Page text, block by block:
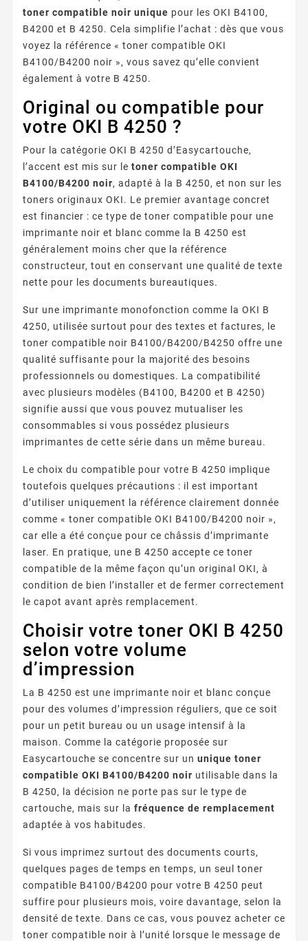
toner compatible noir unique pour les OKI B4100,
B4200 et B 4250. Cela simplifie l’achat : dès que vous
voyez la référence « toner compatible OKI
B4100/B4200 noir », vous savez qu’elle convient
également à votre B 4250.
Original ou compatible pour
votre OKI B 4250 ?
Pour la catégorie OKI B 4250 d’Easycartouche,
l’accent est mis sur le toner compatible OKI
B4100/B4200 noir, adapté à la B 4250, et non sur les
toners originaux OKI. Le premier avantage concret
est financier : ce type de toner compatible pour une
imprimante noir et blanc comme la B 4250 est
généralement moins cher que la référence
constructeur, tout en conservant une qualité de texte
nette pour les documents bureautiques.
Sur une imprimante monofonction comme la OKI B
4250, utilisée surtout pour des textes et factures, le
toner compatible noir B4100/B4200/B4250 offre une
qualité suffisante pour la majorité des besoins
professionnels ou domestiques. La compatibilité
avec plusieurs modèles (B4100, B4200 et B 4250)
signifie aussi que vous pouvez mutualiser les
consommables si vous possédez plusieurs
imprimantes de cette série dans un même bureau.
Le choix du compatible pour votre B 4250 implique
toutefois quelques précautions : il est important
d’utiliser uniquement la référence clairement donnée
comme « toner compatible OKI B4100/B4200 noir »,
car elle a été conçue pour ce châssis d’imprimante
laser. En pratique, une B 4250 accepte ce toner
compatible de la même façon qu’un original OKI, à
condition de bien l’installer et de fermer correctement
le capot avant après remplacement.
Choisir votre toner OKI B 4250
selon votre volume
d’impression
La B 4250 est une imprimante noir et blanc conçue
pour des volumes d’impression réguliers, que ce soit
pour un petit bureau ou un usage intensif à la
maison. Comme la catégorie proposée sur
Easycartouche se concentre sur un unique toner
compatible OKI B4100/B4200 noir utilisable dans la
B 4250, la décision ne porte pas sur le type de
cartouche, mais sur la fréquence de remplacement
adaptée à vos habitudes.
Si vous imprimez surtout des documents courts,
quelques pages de temps en temps, un seul toner
compatible B4100/B4200 pour votre B 4250 peut
suffire pour plusieurs mois, voire davantage, selon la
densité de texte. Dans ce cas, vous pouvez acheter ce
toner compatible noir à l’unité lorsque le message de